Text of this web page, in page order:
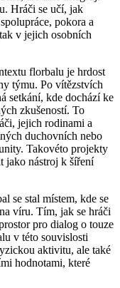
Hráči se učí, jak
pokora a
v jejich osobních
florbalu je hrdost
týmu. Po vítězstvích
setkání, kde dochází ke
zkušeností. To
jejich rodinami a
duchovních nebo
Takovéto projekty
jako nástroj k šíření
se stal místem, kde se
víru. Tím, jak se hráči
pro dialog o touze
v této souvislosti
aktivitu, ale také
hodnotami, které